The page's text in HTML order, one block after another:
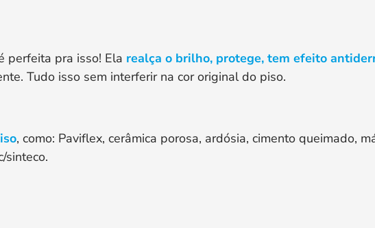
perfeita pra isso! Ela realça o brilho, protege, tem efeito
Tudo isso sem interferir na cor original do piso.
, como: Paviflex, cerâmica porosa, ardósia, cimento queimado,
sinteco.